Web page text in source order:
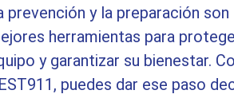
prevención y la preparación son
herramientas para
y garantizar su bienestar.
puedes dar ese paso